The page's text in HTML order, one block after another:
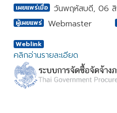
เผยแพร่เมื่อ วันพฤหัสบดี, 06
ผู้เผยแพร่ Webmaster
Weblink
คลิกอ่านรายละเอียด